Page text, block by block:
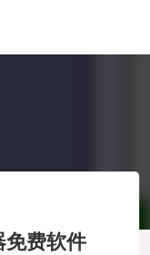
免费软件